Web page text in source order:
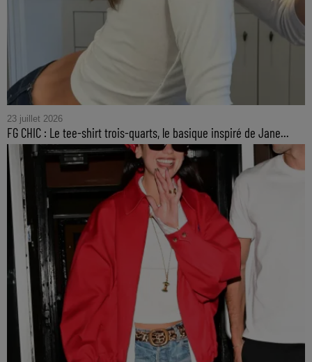
23 juillet 2026
FG CHIC : Le tee-shirt trois-quarts, le basique inspiré de Jane...